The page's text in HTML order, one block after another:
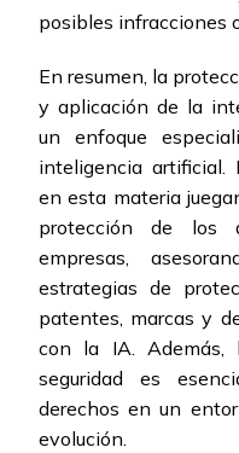
posibles infracciones
En resumen, la
y aplicación de la
un enfoque
inteligencia artificial.
en esta materia
protección de los
empresas,
estrategias de
patentes, marcas y
con la IA. Además,
seguridad es
derechos en un
evolución.